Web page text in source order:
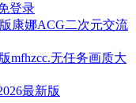
登录
康娜ACG二次元交流
mfhzcc.无任务画质大
最新版